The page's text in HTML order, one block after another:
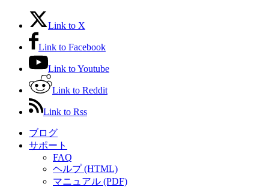
Link to X
Link to Facebook
Link to Youtube
Link to Reddit
Link to Rss
ブログ
サポート
FAQ
ヘルプ (HTML)
マニュアル (PDF)